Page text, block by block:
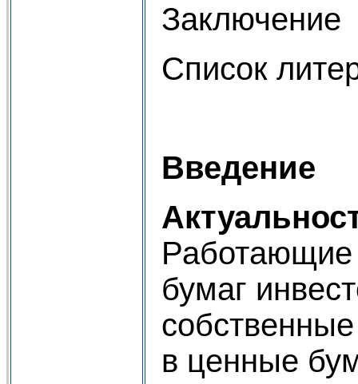
Заключение
Список
Введение
бумаг
в ценные